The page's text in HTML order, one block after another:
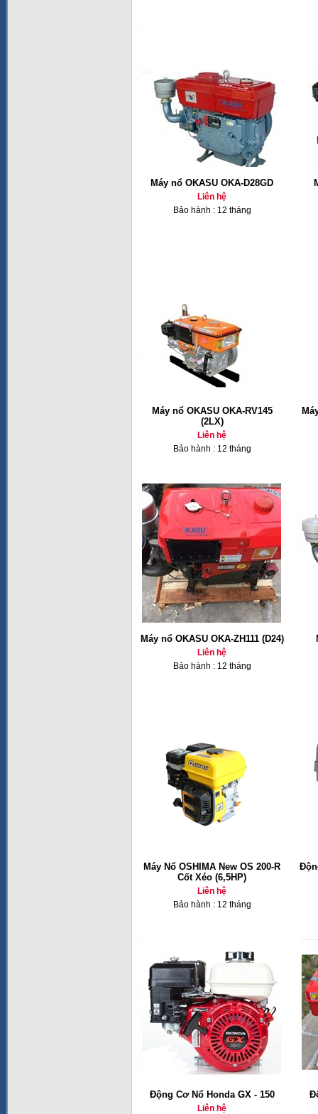
Máy nổ OKASU OKA-D28GD
Liên hệ
Bảo hành : 12 tháng
Máy nổ OKASU OKA-RV145
(2LX)
Liên hệ
Bảo hành : 12 tháng
Máy nổ OKASU OKA-ZH111 (D24)
Liên hệ
Bảo hành : 12 tháng
Máy Nổ OSHIMA New OS 200-R
Cốt Xéo (6,5HP)
Liên hệ
Bảo hành : 12 tháng
Động Cơ Nổ Honda GX - 150
Liên hệ